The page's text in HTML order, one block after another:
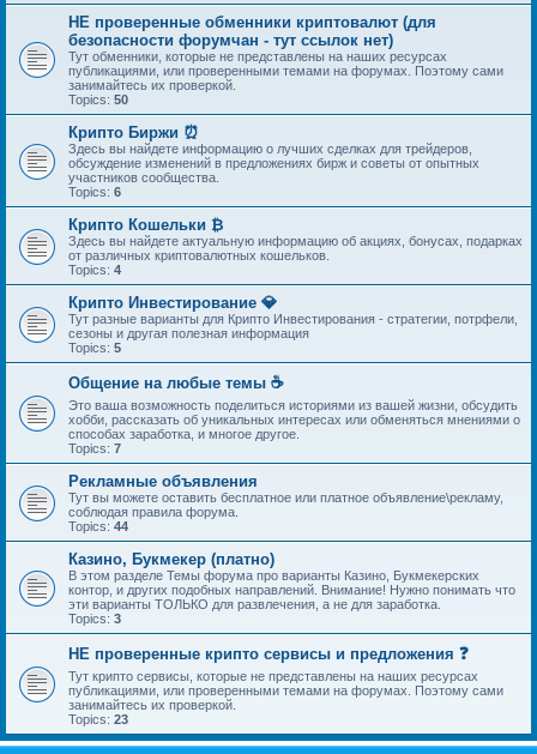
НЕ проверенные обменники криптовалют (для
безопасности форумчан - тут ссылок нет)
Тут обменники, которые не представлены на наших ресурсах
публикациями, или проверенными темами на форумах. Поэтому сами
занимайтесь их проверкой.
Topics: 50
Крипто Биржи ⏰
Здесь вы найдете информацию о лучших сделках для трейдеров,
обсуждение изменений в предложениях бирж и советы от опытных
участников сообщества.
Topics: 6
Крипто Кошельки ₿
Здесь вы найдете актуальную информацию об акциях, бонусах, подарках
от различных криптовалютных кошельков.
Topics: 4
Крипто Инвестирование 💎
Тут разные варианты для Крипто Инвестирования - стратегии, потрфели,
сезоны и другая полезная информация
Topics: 5
Общение на любые темы ☕
Это ваша возможность поделиться историями из вашей жизни, обсудить
хобби, рассказать об уникальных интересах или обменяться мнениями о
способах заработка, и многое другое.
Topics: 7
Рекламные объявления
Тут вы можете оставить бесплатное или платное объявление\рекламу,
соблюдая правила форума.
Topics: 44
Казино, Букмекер (платно)
В этом разделе Темы форума про варианты Казино, Букмекерских
контор, и других подобных направлений. Внимание! Нужно понимать что
эти варианты ТОЛЬКО для развлечения, а не для заработка.
Topics: 3
НЕ проверенные крипто сервисы и предложения ❓
Тут крипто сервисы, которые не представлены на наших ресурсах
публикациями, или проверенными темами на форумах. Поэтому сами
занимайтесь их проверкой.
Topics: 23